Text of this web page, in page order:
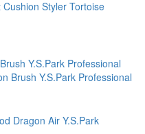
Y.S.Park Professional
Dragon Air Y.S.Park